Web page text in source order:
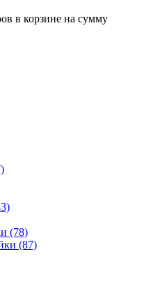
в корзине на сумму
(78)
(87)